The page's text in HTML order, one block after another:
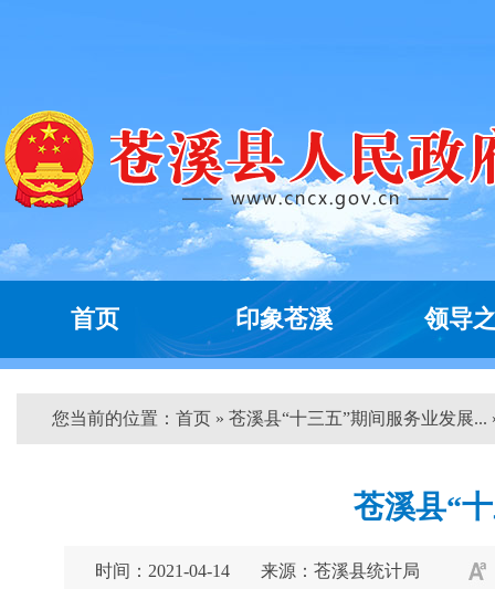
首页 印象苍溪 领导
您当前的位置： 首页 » 苍溪县“十三五”期间服务业发展...
苍溪县“
时间：2021-04-14 来源：苍溪县统计局